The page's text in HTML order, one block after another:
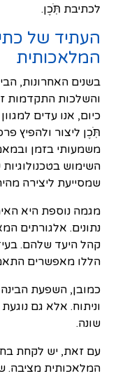
לכתיבת תֹּֽכֶן.
העתיד של
המלאכותית
בשנים האחרונות,
והשלכות התקדמות
כיום, אנו עדים
תֹּֽכֶן ליצור ולהפיץ
משמעותי בזמן
השימוש בטכנולוגיות
שמסייעת ליצירה
מגמה נוספת היא
נתונים. אלגורתים
קהל היעד שלהם.
הללו מאפשרים
כמובן, השפעת
וניתוח. אלא גם
שונה.
עם זאת, יש לקחת
המלאכותית מציבה.